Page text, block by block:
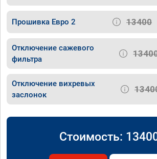
Прошивка Евро 2 13400
Отключение сажевого
фильтра
Отключение вихревых
заслонок
Стоимость: